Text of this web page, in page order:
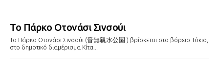
Το Πάρκο Οτονάσι Σινσούι
Το Πάρκο Οτονάσι Σινσούι (音無親水公園 ) βρίσκεται στο βόρειο Τόκιο,
στο δημοτικό διαμέρισμα Κίτα...